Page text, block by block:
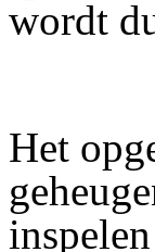
wordt
Het